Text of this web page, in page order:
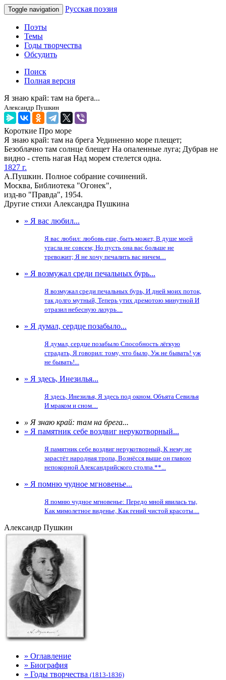
Toggle navigation Русская поэзия
Поэты
Темы
Годы творчества
Обсудить
Поиск
Полная версия
Я знаю край: там на брега...
Александр Пушкин
Короткие Про море
Я знаю край: там на брега Уединенно море плещет;
Безоблачно там солнце блещет На опаленные луга; Дубрав не
видно - степь нагая Над морем стелется одна.
1827 г.
А.Пушкин. Полное собрание сочинений.
Москва, Библиотека "Огонек",
изд-во "Правда", 1954.
Другие стихи Александра Пушкина
» Я вас любил...
Я вас любил: любовь еще, быть может, В душе моей
угасла не совсем; Но пусть она вас больше не
тревожит; Я не хочу печалить вас ничем....
» Я возмужал среди печальных бурь...
Я возмужал среди печальных бурь, И дней моих поток,
так долго мутный, Теперь утих дремотою минутной И
отразил небесную лазурь....
» Я думал, сердце позабыло...
Я думал, сердце позабыло Способность лёгкую
страдать, Я говорил: тому, что было, Уж не бывать! уж
не бывать!...
» Я здесь, Инезилья...
Я здесь, Инезилья, Я здесь под окном. Объята Севилья
И мраком и сном....
» Я знаю край: там на брега...
» Я памятник себе воздвиг нерукотворный...
Я памятник себе воздвиг нерукотворный, К нему не
зарастёт народная тропа, Вознёсся выше он главою
непокорной Александрийского столпа.**...
» Я помню чудное мгновенье...
Я помню чудное мгновенье: Передо мной явилась ты,
Как мимолетное виденье, Как гений чистой красоты....
Александр Пушкин
» Оглавление
» Биография
» Годы творчества (1813-1836)